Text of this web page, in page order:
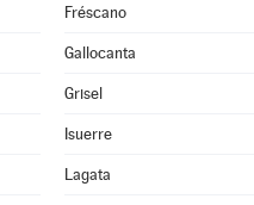
Fréscano
Gallocanta
Grisel
Isuerre
Lagata